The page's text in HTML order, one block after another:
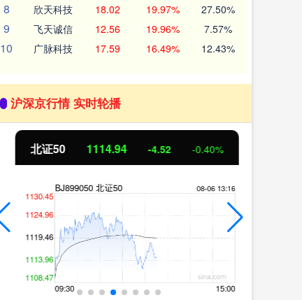
8 欣天科技 18.02 19.97% 27.50%
9 飞天诚信 12.56 19.96% 7.57%
10 广脉科技 17.59 16.49% 12.43%
沪深京行情 实时轮播
北证50 1114.94 -4.52 -0.40%